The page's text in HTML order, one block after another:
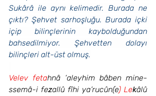
Sukârâ ile aynı kelimedir. Burada ne
çıktı? Şehvet sarhoşluğu. Burada içki
içip bilinçlerinin kaybolduğundan
bahsedilmiyor. Şehvetten dolayı
bilinçleri alt-üst olmuş.
Velev fetahnâ ‘aleyhim bâben mine-
ssemâ-i fezallû fîhi ya’rucûn(e) Lekâlû